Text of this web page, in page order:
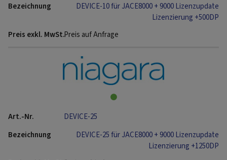
DEVICE-10 für JACE8000 + 9000 Lizenzupdate
Lizenzierung +500DP
Preis auf Anfrage
DEVICE-25
DEVICE-25 für JACE8000 + 9000 Lizenzupdate
Lizenzierung +1250DP